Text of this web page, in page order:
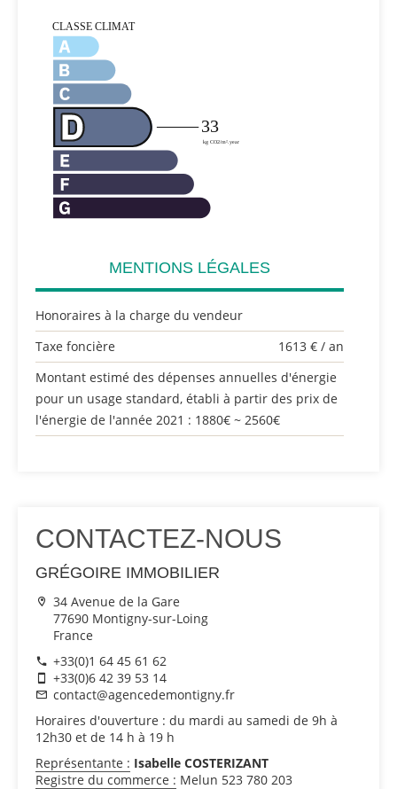
MENTIONS LÉGALES
Honoraires à la charge du vendeur
Taxe foncière
1613 € / an
Montant estimé des dépenses annuelles d'énergie
pour un usage standard, établi à partir des prix de
l'énergie de l'année 2021 : 1880€ ~ 2560€
CONTACTEZ-NOUS
GRÉGOIRE IMMOBILIER
34 Avenue de la Gare
77690 Montigny-sur-Loing
France
+33(0)1 64 45 61 62
+33(0)6 42 39 53 14
contact@agencedemontigny.fr
Horaires d'ouverture : du mardi au samedi de 9h à
12h30 et de 14 h à 19 h
Représentante : Isabelle COSTERIZANT
Registre du commerce : Melun 523 780 203